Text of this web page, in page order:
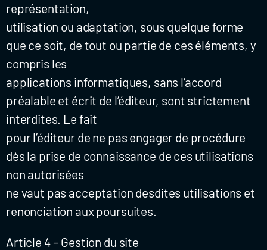
représentation,
utilisation ou adaptation, sous quelque forme
que ce soit, de tout ou partie de ces éléments, y
compris les
applications informatiques, sans l’accord
préalable et écrit de l’éditeur, sont strictement
interdites. Le fait
pour l’éditeur de ne pas engager de procédure
dès la prise de connaissance de ces utilisations
non autorisées
ne vaut pas acceptation desdites utilisations et
renonciation aux poursuites.
Article 4 – Gestion du site